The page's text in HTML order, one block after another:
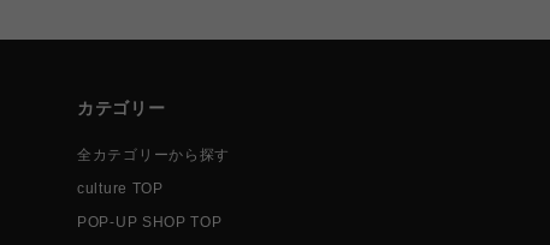
カテゴリー
全カテゴリーから探す
culture TOP
POP-UP SHOP TOP